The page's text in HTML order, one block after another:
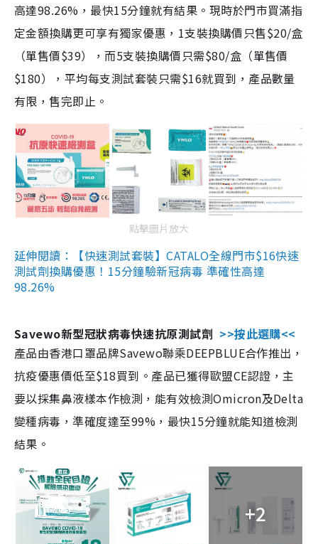
高達98.26%，最快15分鐘就有結果。現時於門市買滿指
定金額換購更可享有獨家優惠，1支裝換購價只售$20/盒
（單售價$39），而5支裝換購價只需$80/盒（單售價
$180），平均每支測試套裝只需$16就買到，產品數量
有限，售完即止。
點擊圖片放大
延伸閱讀：【快速測試套裝】CATALO全線門市$16快速
測試劑換購優惠！15分鐘驗新冠病毒 準確性高達
98.26%
Savewo新型冠狀病毒快速抗原測試劑 >>按此選購<<
產品由香港口罩品牌Savewo聯乘DEEPBLUE合作推出，
抗疫優惠價低至$18買到。產品已獲得歐盟CE認證，主
要以採集鼻液樣本作檢測，能有效檢測Omicron及Delta
變種病毒，準確度達至99%，最快15分鐘就能知道檢測
結果。
+2